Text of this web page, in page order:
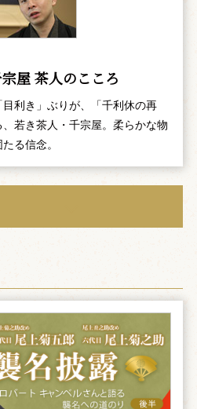
屋 茶人のこころ
利き」ぶりが、「千利休の再
若き茶人・千宗屋。柔らかな物
る信念。